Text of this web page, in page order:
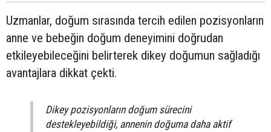
Uzmanlar, doğum sırasında tercih edilen pozisyonların
anne ve bebeğin doğum deneyimini doğrudan
etkileyebileceğini belirterek dikey doğumun sağladığı
avantajlara dikkat çekti.
Dikey pozisyonların doğum sürecini
destekleyebildiği, annenin doğuma daha aktif